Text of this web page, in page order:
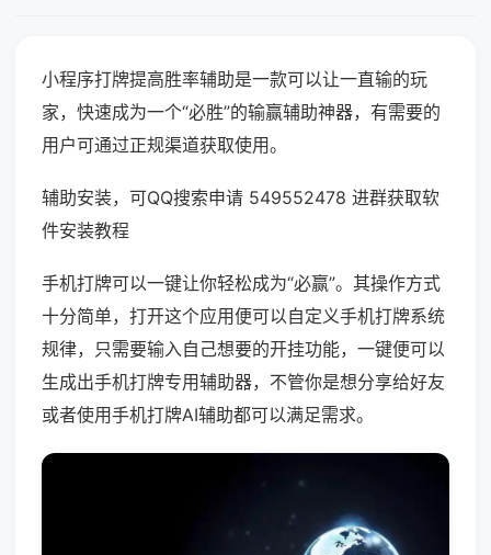
小程序打牌提高胜率辅助是一款可以让一直输的玩
家，快速成为一个“必胜”的输赢辅助神器，有需要的
用户可通过正规渠道获取使用。
辅助安装，可QQ搜索申请 549552478 进群获取软
件安装教程
手机打牌可以一键让你轻松成为“必赢”。其操作方式
十分简单，打开这个应用便可以自定义手机打牌系统
规律，只需要输入自己想要的开挂功能，一键便可以
生成出手机打牌专用辅助器，不管你是想分享给好友
或者使用手机打牌AI辅助都可以满足需求。